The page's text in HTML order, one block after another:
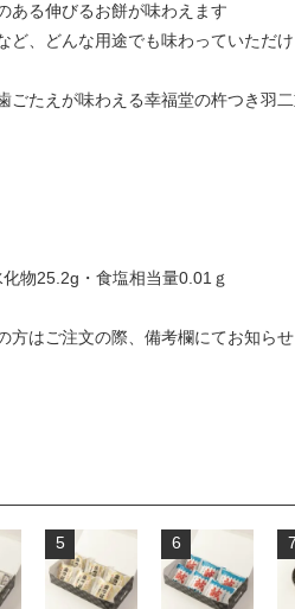
ある伸びるお餅が味わえます
、どんな用途でも味わっていただ
たえが味わえる幸福堂の杵つき羽二
物25.2g・食塩相当量0.01ｇ
はご注文の際、備考欄にてお知らせ
5 6 7